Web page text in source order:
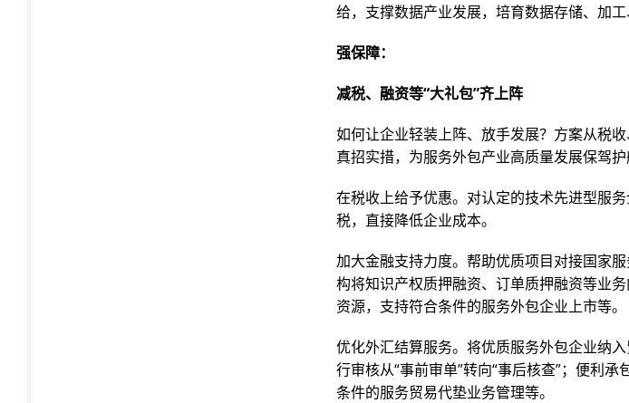
给，支撑数据产业发展，培育数据存储、加
强保障：
减税、融资等“大礼包”齐上阵
如何让企业轻装上阵、放手发展？方案从税
真招实措，为服务外包产业高质量发展保驾护
在税收上给予优惠。对认定的技术先进型服
税，直接降低企业成本。
加大金融支持力度。帮助优质项目对接国家
构将知识产权质押融资、订单质押融资等业
资源，支持符合条件的服务外包企业上市等。
优化外汇结算服务。将优质服务外包企业纳
行审核从“事前审单”转向“事后核查”；便利
条件的服务贸易代垫业务管理等。